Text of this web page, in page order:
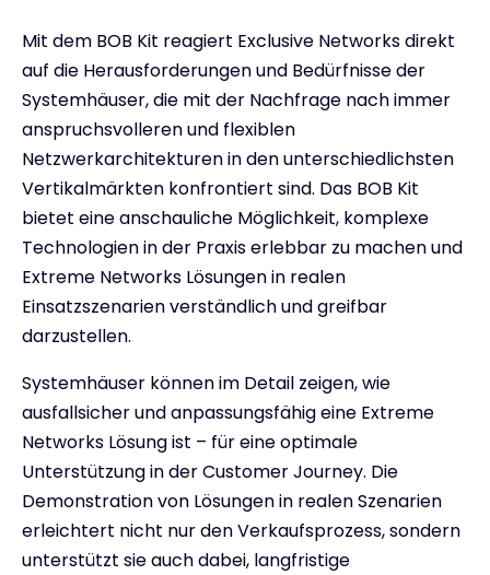
Mit dem BOB Kit reagiert Exclusive Networks direkt
auf die Herausforderungen und Bedürfnisse der
Systemhäuser, die mit der Nachfrage nach immer
anspruchsvolleren und flexiblen
Netzwerkarchitekturen in den unterschiedlichsten
Vertikalmärkten konfrontiert sind. Das BOB Kit
bietet eine anschauliche Möglichkeit, komplexe
Technologien in der Praxis erlebbar zu machen und
Extreme Networks Lösungen in realen
Einsatzszenarien verständlich und greifbar
darzustellen.
Systemhäuser können im Detail zeigen, wie
ausfallsicher und anpassungsfähig eine Extreme
Networks Lösung ist – für eine optimale
Unterstützung in der Customer Journey. Die
Demonstration von Lösungen in realen Szenarien
erleichtert nicht nur den Verkaufsprozess, sondern
unterstützt sie auch dabei, langfristige